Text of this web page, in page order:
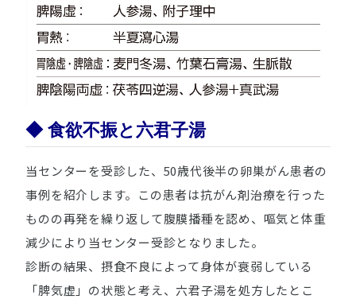
◆ 食欲不振と六君子湯
当センターを受診した、50歳代後半の卵巣がん患者の
事例を紹介します。この患者は抗がん剤治療を行った
ものの再発を繰り返して腹膜播種を認め、嘔気と体重
減少により当センター受診となりました。
診断の結果、摂食不良によって身体が衰弱している
「脾気虚」の状態と考え、六君子湯を処方したとこ